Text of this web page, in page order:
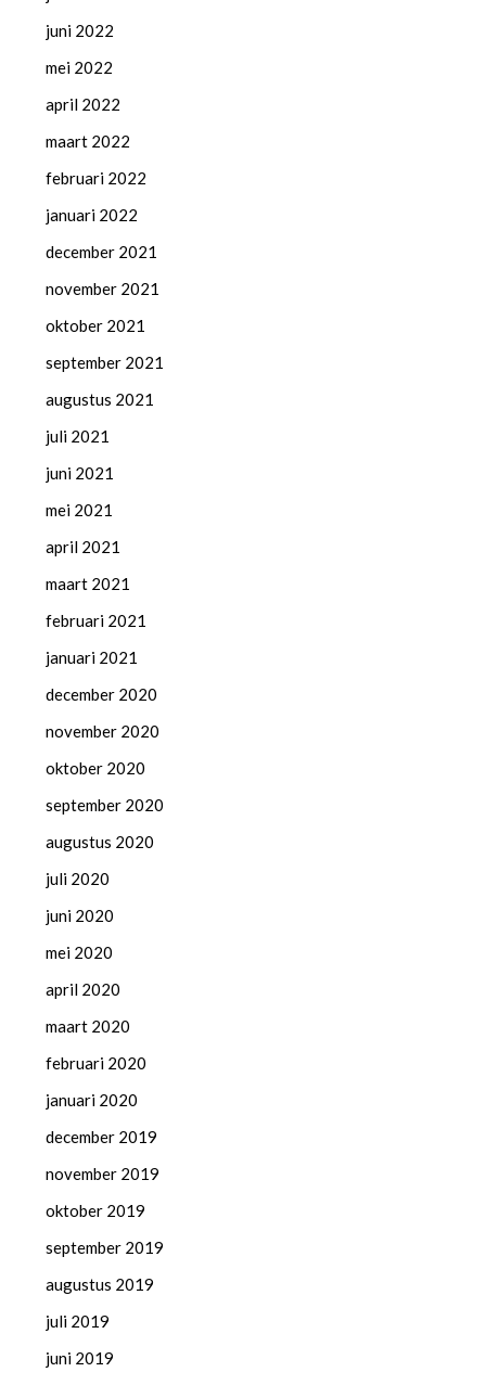
juni 2022
mei 2022
april 2022
maart 2022
februari 2022
januari 2022
december 2021
november 2021
oktober 2021
september 2021
augustus 2021
juli 2021
juni 2021
mei 2021
april 2021
maart 2021
februari 2021
januari 2021
december 2020
november 2020
oktober 2020
september 2020
augustus 2020
juli 2020
juni 2020
mei 2020
april 2020
maart 2020
februari 2020
januari 2020
december 2019
november 2019
oktober 2019
september 2019
augustus 2019
juli 2019
juni 2019